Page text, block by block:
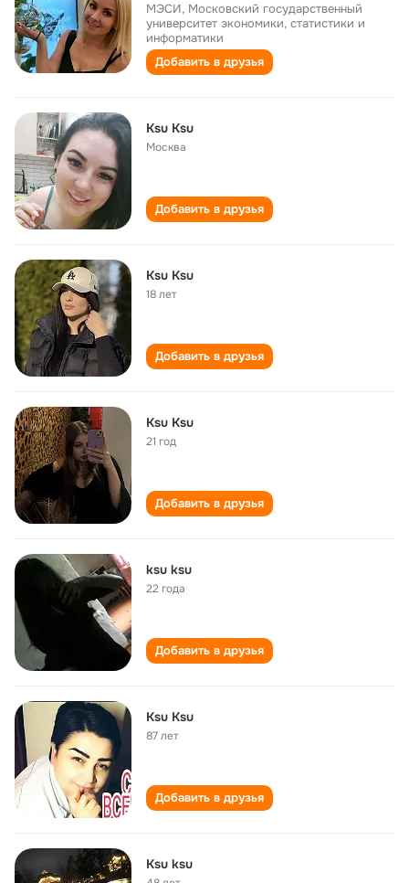
МЭСИ, Московский государственный
университет экономики, статистики и
информатики
Добавить в друзья
Ksu Ksu
Москва
Добавить в друзья
Ksu Ksu
18 лет
Добавить в друзья
Ksu Ksu
21 год
Добавить в друзья
ksu ksu
22 года
Добавить в друзья
Ksu Ksu
87 лет
Добавить в друзья
Ksu ksu